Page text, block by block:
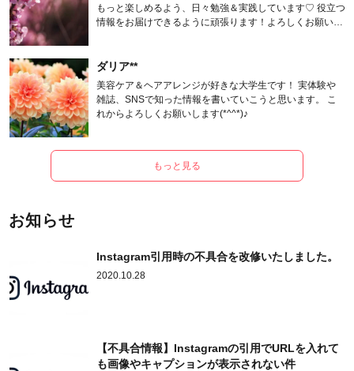
もっと楽しめるよう、日々勉強＆実践しています♡ 役立つ
情報をお届けできるように頑張ります！よろしくお願いし
ダリア**
美容ケア＆ヘアアレンジが好きな大学生です！ 実体験や
雑誌、SNSで知った情報を書いていこうと思います。 こ
れからよろしくお願いします(*^^*)♪
もっと見る
お知らせ
Instagram引用時の不具合を改修いたしました。
2020.10.28
【不具合情報】Instagramの引用でURLを入れて
も画像やキャプションが表示されない件